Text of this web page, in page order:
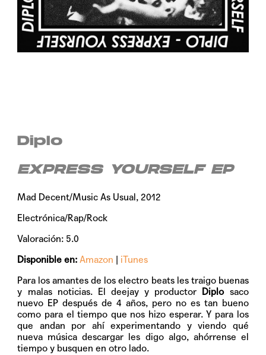
Diplo
EXPRESS YOURSELF EP
Mad Decent/Music As Usual, 2012
Electrónica/Rap/Rock
Valoración: 5.0
Disponible en: Amazon
iTunes
Para los amantes de los electro beats les traigo buenas
y malas noticias. El deejay y productor
Diplosaco
nuevo EP después de 4 años, pero no es tan bueno
como para el tiempo que nos hizo esperar. Y para los
que andan por ahí experimentando y viendo qué
nueva música descargar les digo algo, ahórrense el
tiempo y busquen en otro lado.